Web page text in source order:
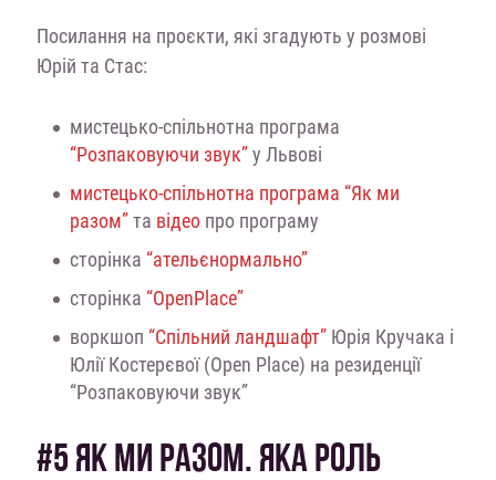
Посилання на проєкти, які згадують у розмові
Юрій та Стас:
мистецько-спільнотна програма
“Розпаковуючи звук”у Львові
мистецько-спільнотна програма “Як ми
разом”та відеопро програму
сторінка “ательєнормально”
сторінка “OpenPlace”
воркшоп “Спільний ландшафт”Юрія Кручака і
Юлії Костерєвої (Open Place) на резиденції
“Розпаковуючи звук”
#5 ЯК МИ РАЗОМ. ЯКА РОЛЬ